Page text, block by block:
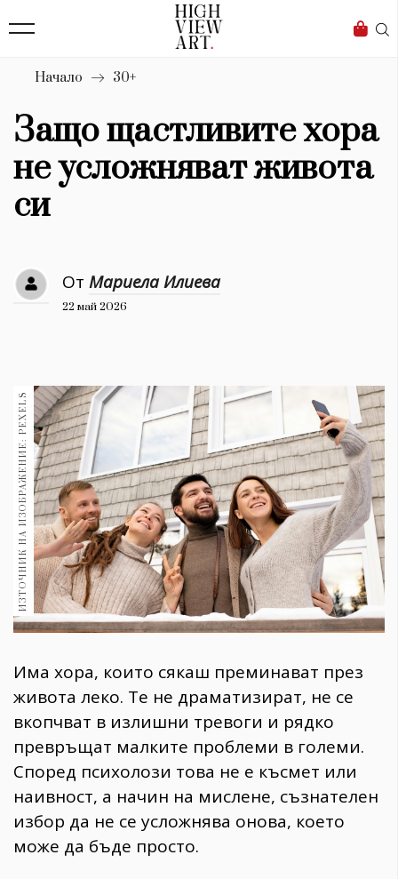
Бизнес
Мода
Dialogue
Изкуство
4340
Дизайн
Книги
30+ 1970
Гурме
Пътувай
237
Здраве 389
Gentlemen
382
Wellness
ПОСЛЕДВАЙТЕ
НИ
Начало 30+
Защо щастливите хора
не усложняват живота
си
От Мариела Илиева
22 май 2026
ИЗТОЧНИК НА ИЗОБРАЖЕНИЕ: PEXELS
Има хора, които сякаш преминават през
живота леко. Те не драматизират, не се
вкопчват в излишни тревоги и рядко
превръщат малките проблеми в големи.
Според психолози това не е късмет или
наивност, а начин на мислене, съзнателен
избор да не се усложнява онова, което
може да бъде просто.